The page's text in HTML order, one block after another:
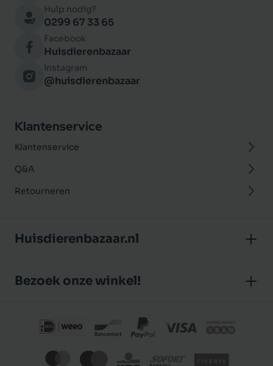
Hulp nodig?
0299 67 33 65
Facebook
Huisdierenbazaar
Instagram
@huisdierenbazaar
Klantenservice
Klantenservice
Q&A
Retourneren
Huisdierenbazaar.nl
Klantbeoordelingen
Privacybeleid
Bezoek onze winkel!
J.P. Poelstraat 8